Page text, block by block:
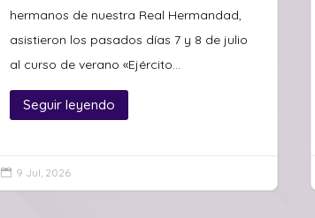
hermanos de nuestra Real Hermandad,
asistieron los pasados días 7 y 8 de julio
al curso de verano «Ejército...
Seguir leyendo
 9 Jul, 2026